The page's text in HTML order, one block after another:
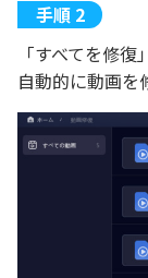
「すべてを修
自動的に動画を